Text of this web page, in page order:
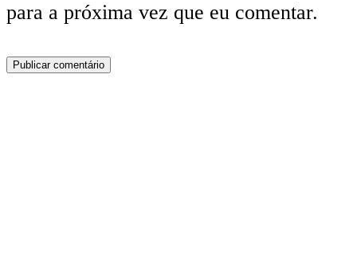
para a próxima vez que eu comentar.